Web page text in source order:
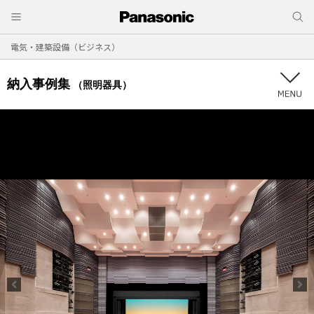
電気・建築設備（ビジネス）
納入事例集 （照明器具）